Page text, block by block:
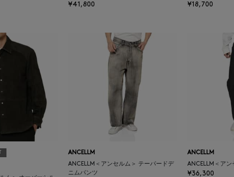
¥41,800 ¥18,700
ANCELLM
ANCELLM＜アンセルム＞ テーパードデ
ニムパンツ
ANCELLM
ANCELLM＜ア
¥36,300